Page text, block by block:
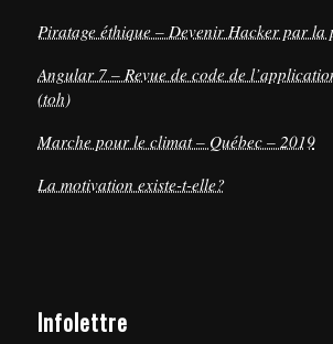
Piratage éthique – Devenir Hacker par la
Angular 7 – Revue de code de
(toh)
Marche pour le climat – Québec – 2019
La motivation existe-t-elle?
Infolettre